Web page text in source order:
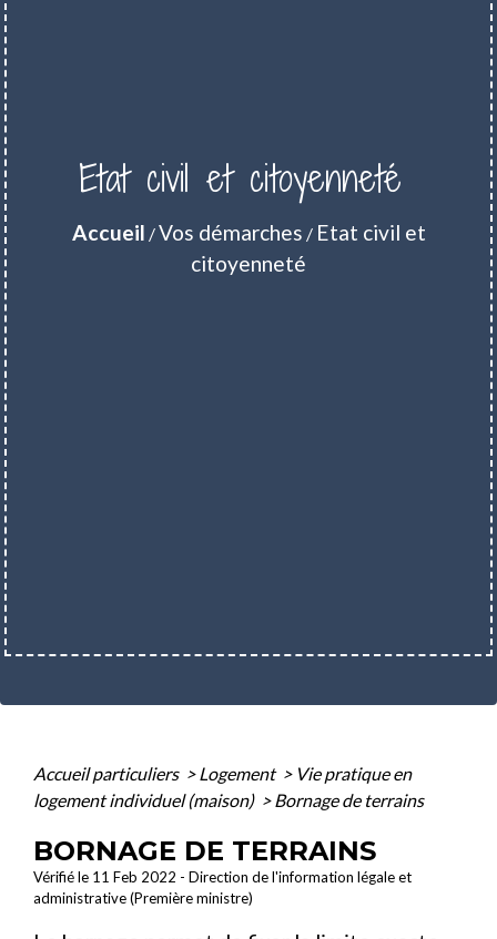
Etat civil et citoyenneté
Accueil /Vos démarches / Etat civil et
citoyenneté
Accueil particuliers > Logement > Vie pratique en
logement individuel (maison) > Bornage de terrains
BORNAGE DE TERRAINS
Vérifié le 11 Feb 2022 - Direction de l'information légale et
administrative (Première ministre)